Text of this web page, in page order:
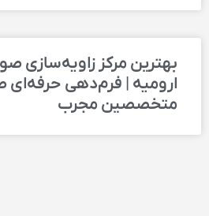
بهترین مرکز زاویه‌سازی
ارومیه | فرم‌دهی حرفه‌ای
متخصصین مجرب